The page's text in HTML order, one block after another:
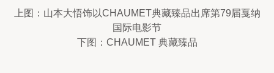
上图：山本大悟饰以CHAUMET典藏臻品出席第79届戛纳
国际电影节
下图：CHAUMET 典藏臻品